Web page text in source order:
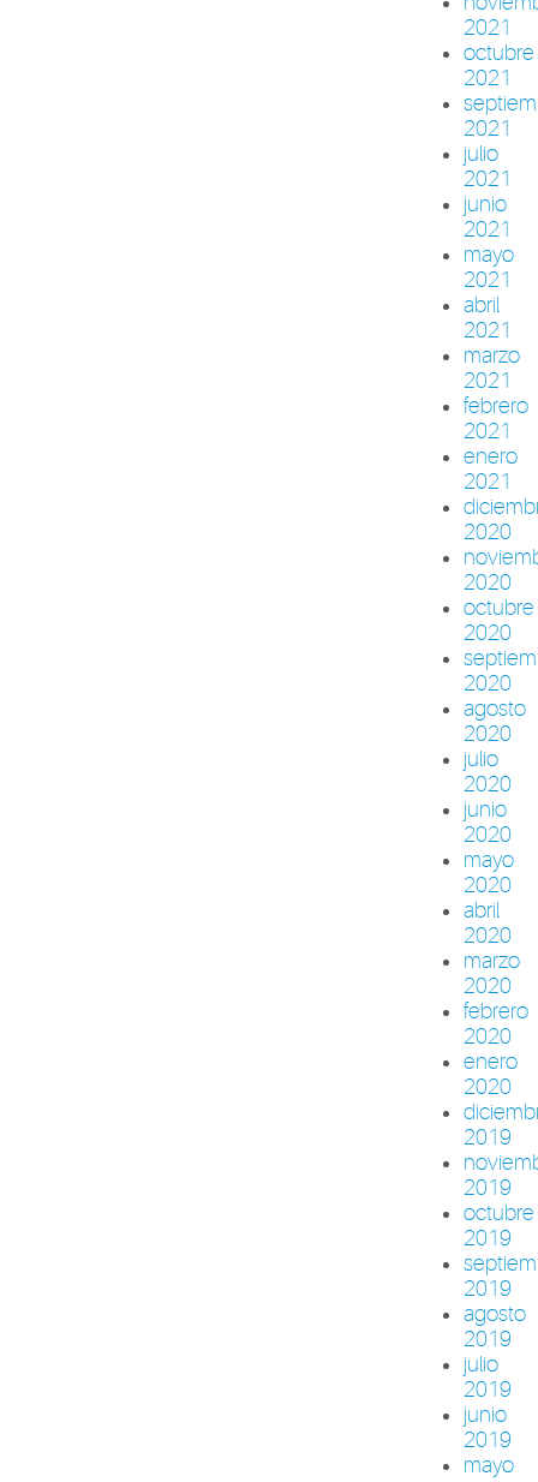
2021
octubre
2021
2021
julio
2021
junio
2021
mayo
2021
abril
2021
marzo
2021
febrero
2021
enero
2021
2020
2020
octubre
2020
2020
agosto
2020
julio
2020
junio
2020
mayo
2020
abril
2020
marzo
2020
febrero
2020
enero
2020
2019
2019
octubre
2019
2019
agosto
2019
julio
2019
junio
2019
mayo